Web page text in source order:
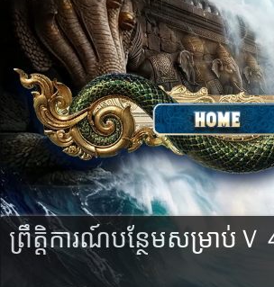
ព្រឹត្តិការណ៍បន្ថែមសម្រាប់Ｖ